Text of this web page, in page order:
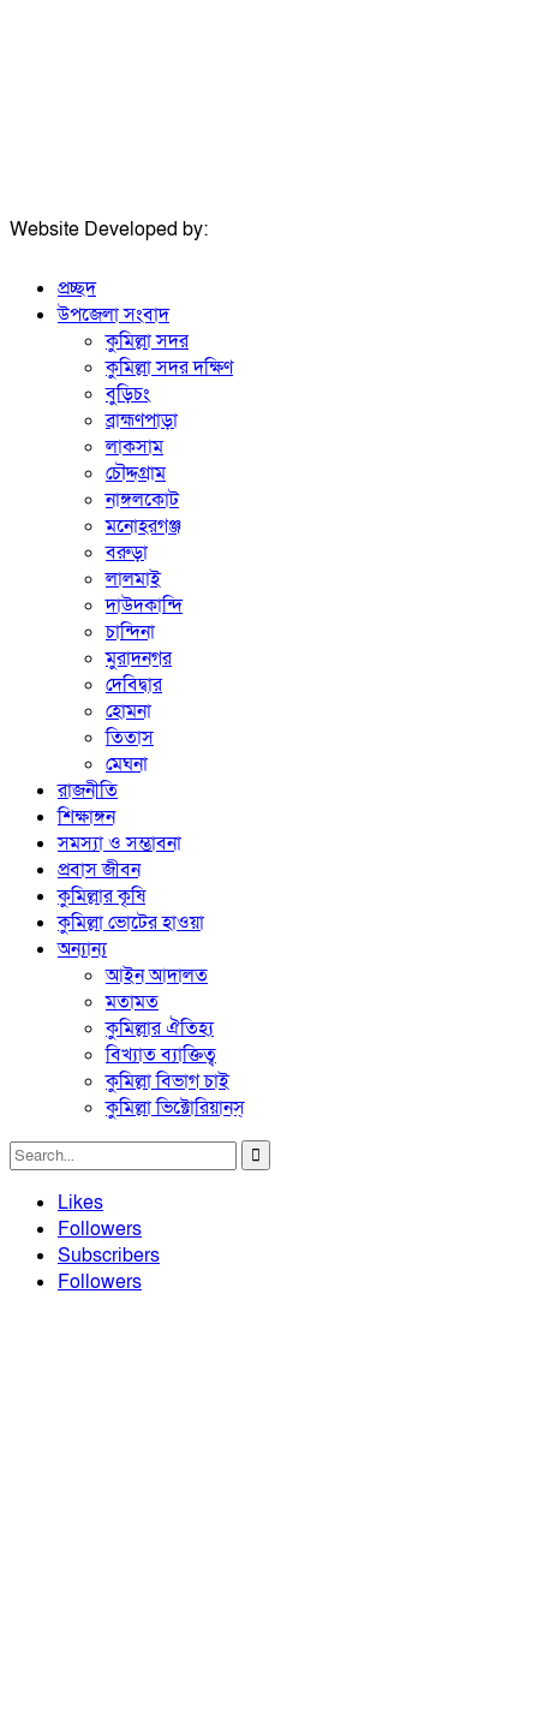
Website Developed by:
প্রচ্ছদ
উপজেলা সংবাদ
কুমিল্লা সদর
কুমিল্লা সদর দক্ষিণ
বুড়িচং
ব্রাহ্মণপাড়া
লাকসাম
চৌদ্দগ্রাম
নাঙ্গলকোট
মনোহরগঞ্জ
বরুড়া
লালমাই
দাউদকান্দি
চান্দিনা
মুরাদনগর
দেবিদ্বার
হোমনা
তিতাস
মেঘনা
রাজনীতি
শিক্ষাঙ্গন
সমস্যা ও সম্ভাবনা
প্রবাস জীবন
কুমিল্লার কৃষি
কুমিল্লা ভোটের হাওয়া
অন্যান্য
আইন আদালত
মতামত
কুমিল্লার ঐতিহ্য
বিখ্যাত ব্যাক্তিত্ব
কুমিল্লা বিভাগ চাই
কুমিল্লা ভিক্টোরিয়ানস্
Likes
Followers
Subscribers
Followers